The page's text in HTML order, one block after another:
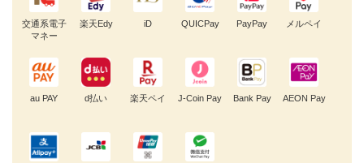
交通系電子
マネー
楽天Edy iD QUICPay PayPay メルペイ
au PAY d払い 楽天ペイ J-Coin Pay Bank Pay AEON Pay